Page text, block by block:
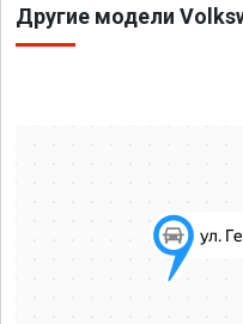
Другие модели